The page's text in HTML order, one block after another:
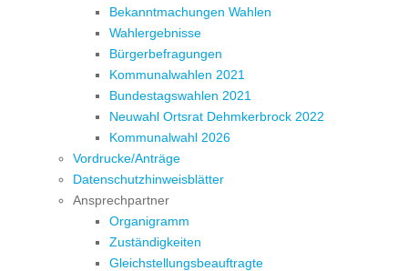
Bekanntmachungen Wahlen
Wahlergebnisse
Bürgerbefragungen
Kommunalwahlen 2021
Bundestagswahlen 2021
Neuwahl Ortsrat Dehmkerbrock 2022
Kommunalwahl 2026
Vordrucke/Anträge
Datenschutzhinweisblätter
Ansprechpartner
Organigramm
Zuständigkeiten
Gleichstellungsbeauftragte